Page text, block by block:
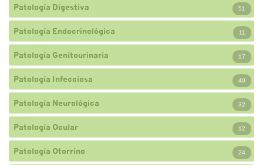
Patología Digestiva 51
Patología Endocrinológica 11
Patología Genitourinaria 17
Patología Infecciosa 40
Patología Neurológica 32
Patología Ocular 12
Patología Otorrino 24